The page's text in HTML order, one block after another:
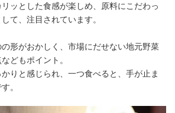
ッとした食感が楽しめ、原料にこだわっ
て、注目されています。
形がおかしく、市場にだせない地元野菜
どもポイント。
りと感じられ、一つ食べると、手が止ま
。